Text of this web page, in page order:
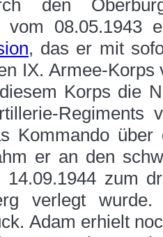
den
vom
, das er mit
IX. Armee-
Korps die
Kommando
er an den
zum
verlegt
Adam erhielt